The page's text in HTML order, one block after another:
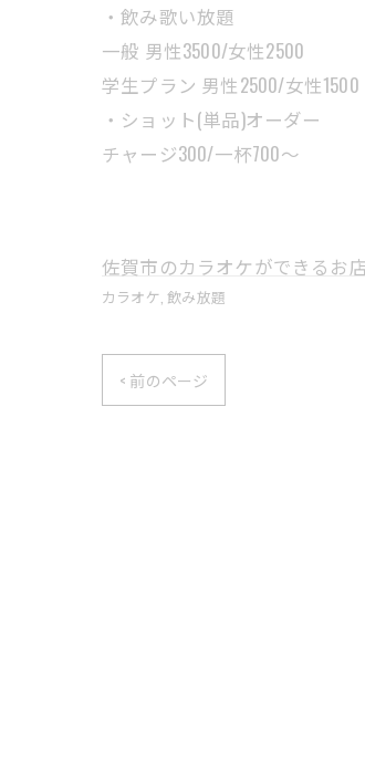
・飲み歌い放題
一般 男性3500/女性2500
学生プラン 男性2500/女性1500
・ショット(単品)オーダー
チャージ300/一杯700〜
佐賀市のカラオケができるお
カラオケ 飲み放題
< 前のページ